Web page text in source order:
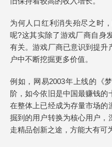
为何人口红利消失殆尽之时
呢?这其实除了游戏厂商自身
有关。游戏厂商已意识到提升
户中不断挖掘更多价值。
例如，网易2003年上线的《
阶，如今依旧是中国最赚钱
在整体上已经成为存量市场的
掘到的用户转换为核心用户，
走精品创新之途，方能大有可